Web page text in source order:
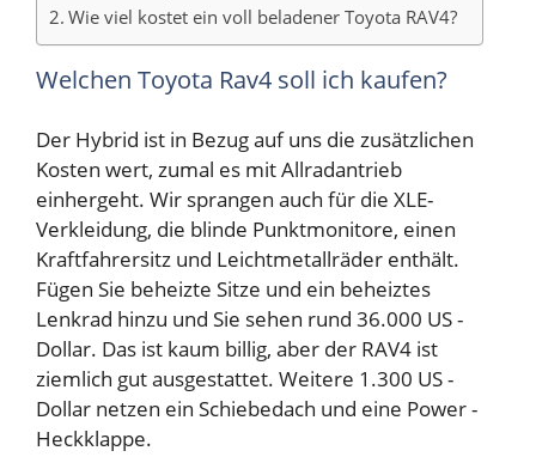
Wie viel kostet ein voll beladener Toyota RAV4?
Welchen Toyota Rav4 soll ich kaufen?
Der Hybrid ist in Bezug auf uns die zusätzlichen
Kosten wert, zumal es mit Allradantrieb
einhergeht. Wir sprangen auch für die XLE-
Verkleidung, die blinde Punktmonitore, einen
Kraftfahrersitz und Leichtmetallräder enthält.
Fügen Sie beheizte Sitze und ein beheiztes
Lenkrad hinzu und Sie sehen rund 36.000 US -
Dollar. Das ist kaum billig, aber der RAV4 ist
ziemlich gut ausgestattet. Weitere 1.300 US -
Dollar netzen ein Schiebedach und eine Power -
Heckklappe.